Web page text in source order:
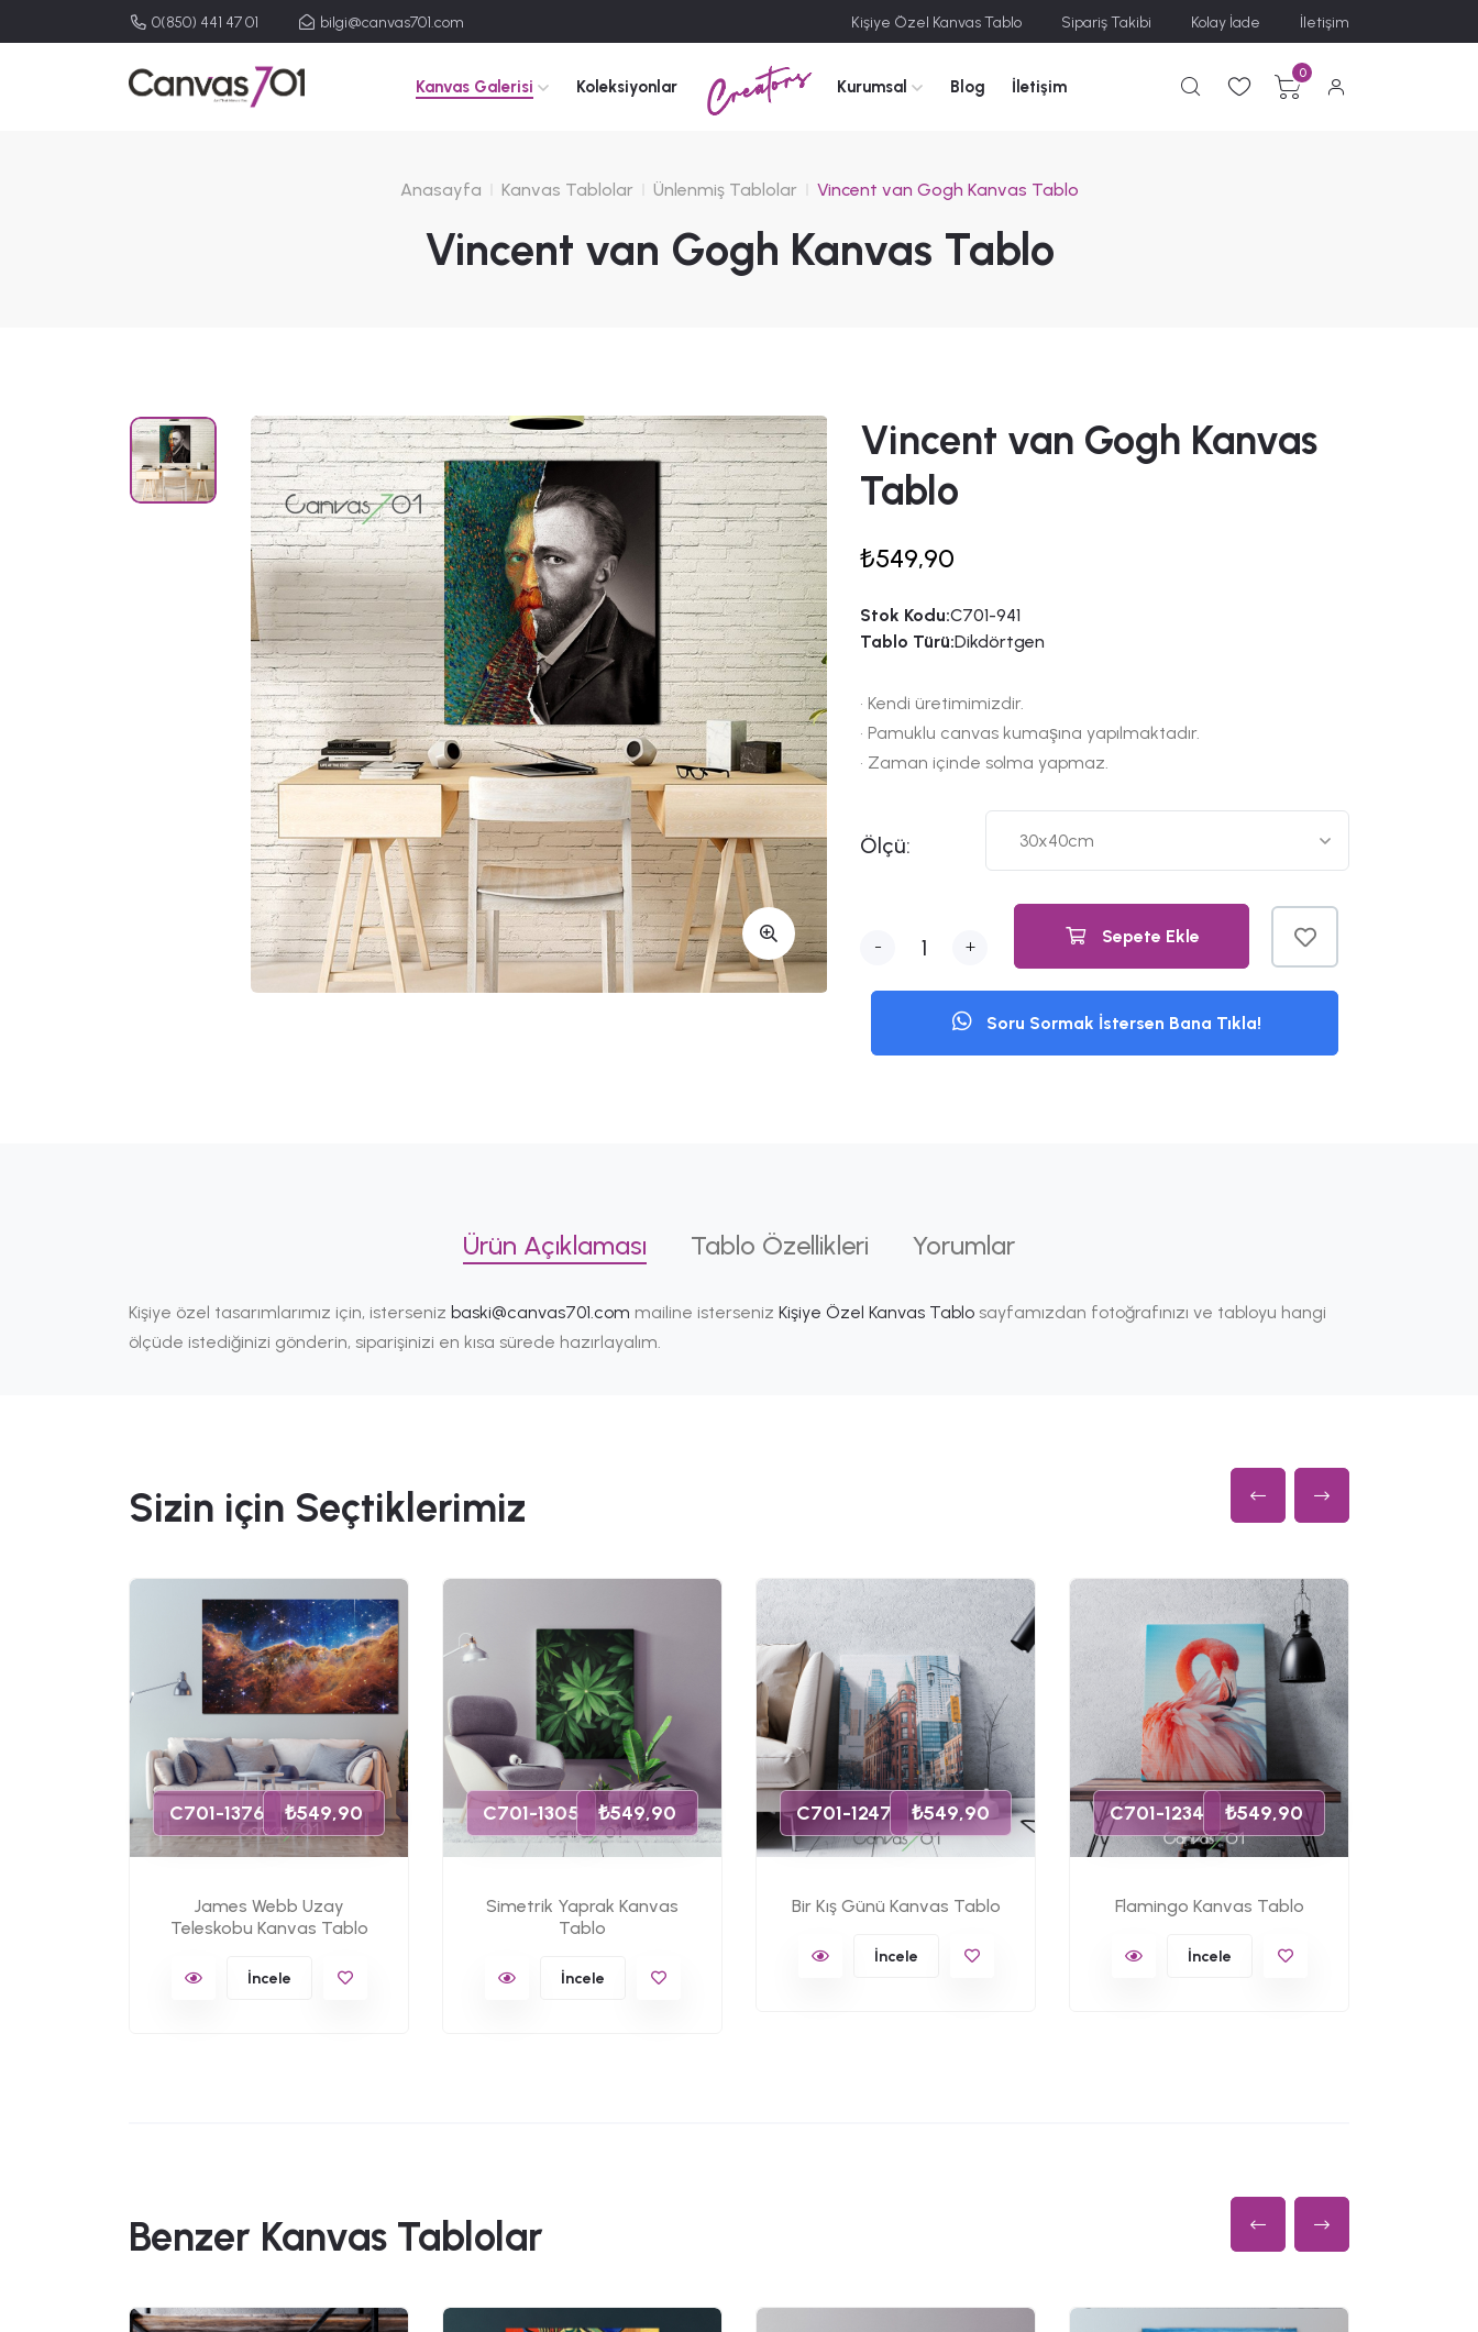
0(850) 441 47 01 bilgi@canvas701.com Kişiye Özel Kanvas Tablo Sipariş Takibi Kolay İade İletişim
Kanvas Galerisi Koleksiyonlar Creators Kurumsal Blog İletişim
0
Anasayfa Kanvas Tablolar Ünlenmiş Tablolar Vincent van Gogh Kanvas Tablo
Vincent van Gogh Kanvas Tablo
Vincent van Gogh Kanvas
Tablo
₺549,90
Stok Kodu:C701-941
Tablo Türü:Dikdörtgen
• Kendi üretimimizdir.
• Pamuklu canvas kumaşına yapılmaktadır.
• Zaman içinde solma yapmaz.
Ölçü:
- + Sepete Ekle
Soru Sormak İstersen Bana Tıkla!
Ürün Açıklaması Tablo Özellikleri Yorumlar
Kişiye özel tasarımlarımız için, isterseniz baski@canvas701.com mailine isterseniz Kişiye Özel Kanvas Tablo sayfamızdan fotoğrafınızı ve tabloyu hangi
ölçüde istediğinizi gönderin, siparişinizi en kısa sürede hazırlayalım.
Sizin için Seçtiklerimiz
C701-1376 ₺549,90
James Webb Uzay
Teleskobu Kanvas Tablo
İncele
C701-1305 ₺549,90
Simetrik Yaprak Kanvas
Tablo
İncele
C701-1247 ₺549,90
Bir Kış Günü Kanvas Tablo
İncele
C701-1234 ₺549,90
Flamingo Kanvas Tablo
İncele
Benzer Kanvas Tablolar